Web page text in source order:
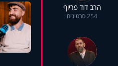
הרב דוד פריוף
254 סרטונים